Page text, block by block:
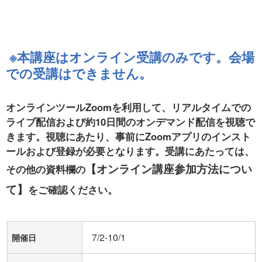
での受講はできません。
オンラインツールZoomを利用して、リアルタイムでの
ライブ配信および約10日間のオンデマンド配信を視聴で
きます。視聴にあたり、事前にZoomアプリのインスト
ールおよび登録が必要となります。受講にあたっては、
その他の資料欄の 【オンライン講座参加方法につい
て】 をご確認ください。
開催日 7/2-10/1